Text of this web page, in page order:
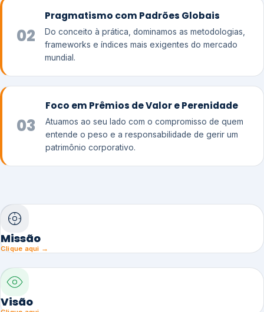
02
Pragmatismo com Padrões Globais
Do conceito à prática, dominamos as metodologias,
frameworks e índices mais exigentes do mercado
mundial.
03
Foco em Prêmios de Valor e Perenidade
Atuamos ao seu lado com o compromisso de quem
entende o peso e a responsabilidade de gerir um
patrimônio corporativo.
Missão
Clique aqui →
Visão